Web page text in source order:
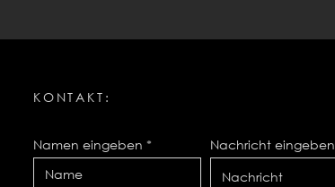
KONTAKT:
Namen eingeben Nachricht eingeben